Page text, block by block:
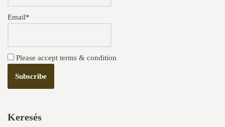
Email*
Please accept terms & condition
Keresés